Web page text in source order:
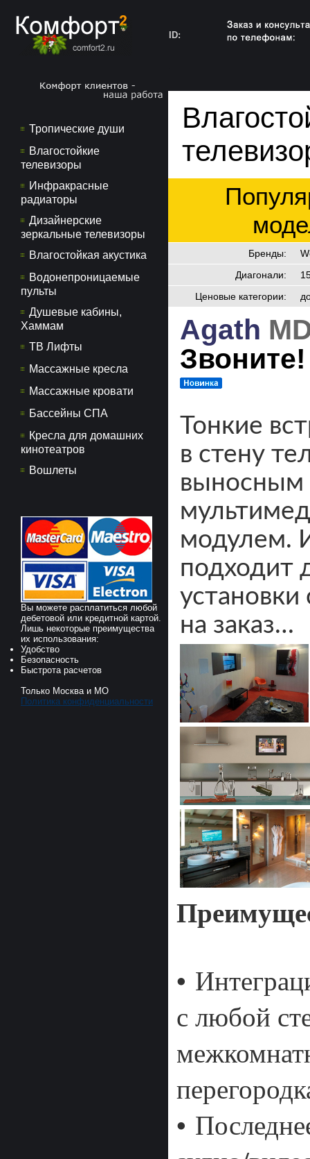
ID:
Тропические души
Влагостойкие
телевизоры
Инфракрасные
радиаторы
Дизайнерские
зеркальные телевизоры
Влагостойкая акустика
Водонепроницаемые
пульты
Душевые кабины,
Хаммам
ТВ Лифты
Массажные кресла
Массажные кровати
Бассейны СПА
Кресла для домашних
кинотеатров
Вошлеты
Вы можете расплатиться любой
дебетовой или кредитной картой.
Лишь некоторые преимущества
их использования:
Удобство
Безопасность
Быстрота расчетов
Только Москва и МО
Политика конфиденциальности
Бренды:
Диагонали:
Ценовые категории:
Agath
Звоните!
Тонкие
в стену
выносным
модулем.
подходит
установки
на заказ…
•
с любой
•